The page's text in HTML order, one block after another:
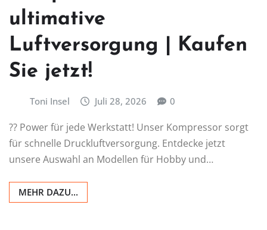
ultimative
Luftversorgung | Kaufen
Sie jetzt!
Toni Insel Juli 28, 2026 0
?? Power für jede Werkstatt! Unser Kompressor sorgt
für schnelle Druckluftversorgung. Entdecke jetzt
unsere Auswahl an Modellen für Hobby und…
MEHR DAZU...